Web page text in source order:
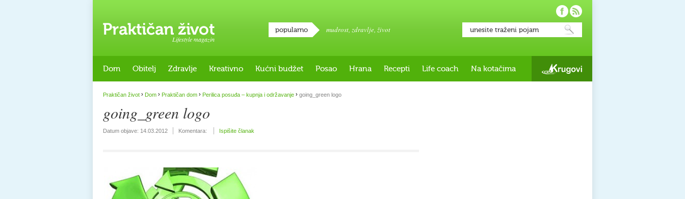
Lifestyle magazin
popularno mudrost, zdravlje, život
Dom Obitelj Zdravlje Kreativno Kućni budžet Posao Hrana Recepti Life coach Na kotačima
Praktičan život › Dom › Praktičan dom › Perilica posuđa – kupnja i održavanje › going_green logo
going_green logo
Datum objave: 14.03.2012 Komentara: Ispišite članak